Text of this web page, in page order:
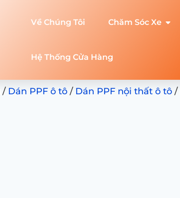
Về Chúng Tôi Chăm Sóc Xe
Hệ Thống Cửa Hàng
/ Dán PPF ô tô / Dán PPF nội thất ô tô /